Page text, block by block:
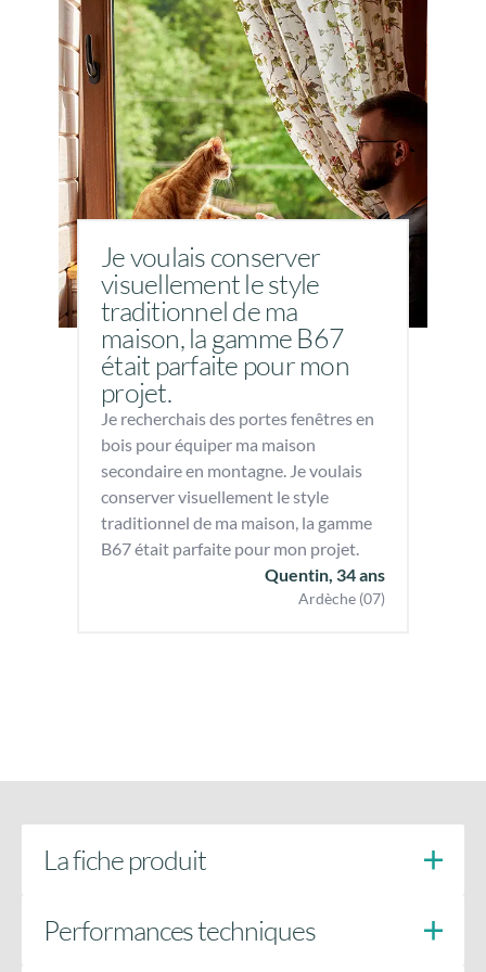
Je voulais conserver
visuellement le style
traditionnel de ma
maison, la gamme B67
était parfaite pour mon
projet.
Je recherchais des portes fenêtres en
bois pour équiper ma maison
secondaire en montagne. Je voulais
conserver visuellement le style
traditionnel de ma maison, la gamme
B67 était parfaite pour mon projet.
Quentin, 34 ans
Ardèche (07)
La fiche produit
Performances techniques